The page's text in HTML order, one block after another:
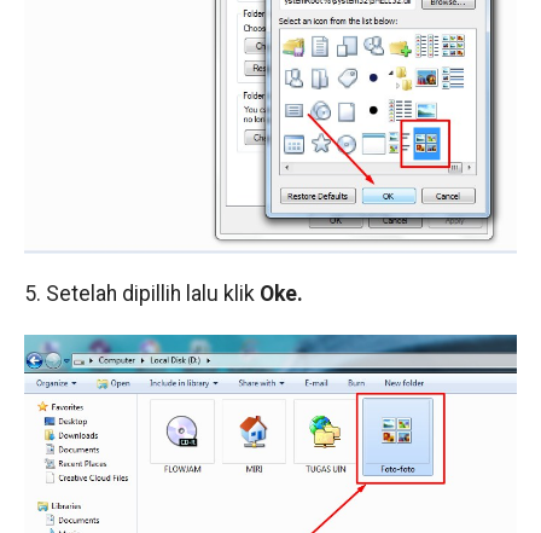
5. Setelah dipillih lalu klik Oke.